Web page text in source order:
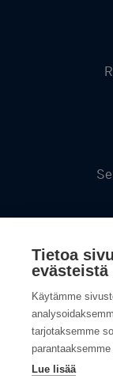
Tietoa
evästeistä
Käytämme
tarjotaksemme
Lue lisää